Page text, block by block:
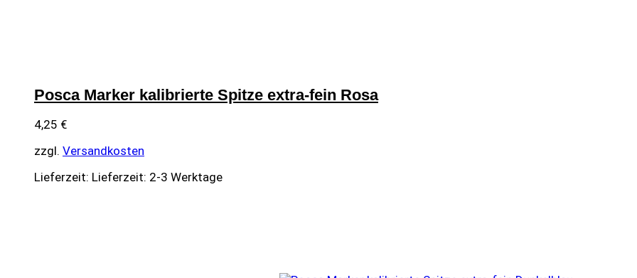
Posca Marker kalibrierte Spitze extra-fein Rosa
4,25 €
zzgl. Versandkosten
Lieferzeit: Lieferzeit: 2-3 Werktage